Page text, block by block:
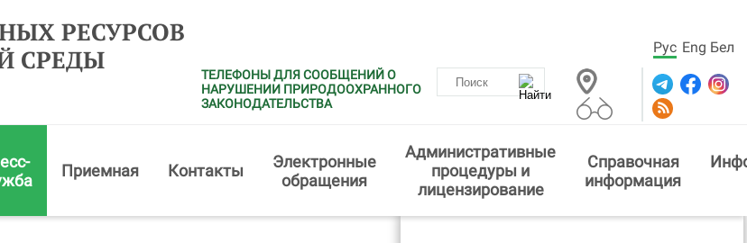
РЕСУРСОВ
СРЕДЫ
Рус Eng Бел
ТЕЛЕФОНЫ ДЛЯ СООБЩЕНИЙ О
НАРУШЕНИИ ПРИРОДООХРАННОГО
ЗАКОНОДАТЕЛЬСТВА
Приемная Контакты
Электронные
обращения
Административные
процедуры и
лицензирование
Справочная
информация